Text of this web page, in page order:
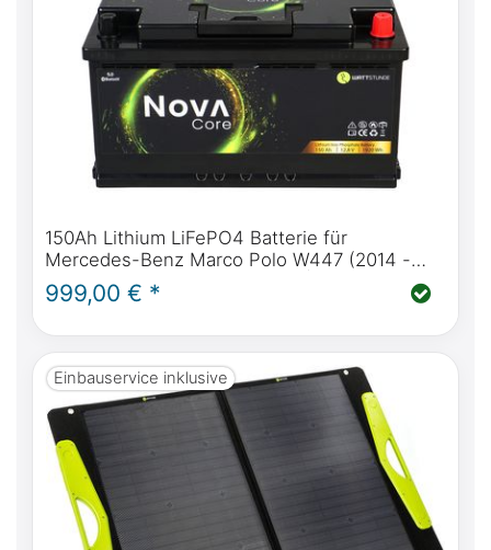
150Ah Lithium LiFePO4 Batterie für
Mercedes-Benz Marco Polo W447 (2014 -
heute) & W639 (2004 - 2014) |
WATTSTUNDE® NOVA Core 150Ah
999,00 € *
Einbauservice inklusive